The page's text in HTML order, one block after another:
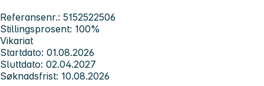
Referansenr.: 5152522506
Stillingsprosent: 100%
Vikariat
Startdato: 01.08.2026
Sluttdato: 02.04.2027
Søknadsfrist: 10.08.2026